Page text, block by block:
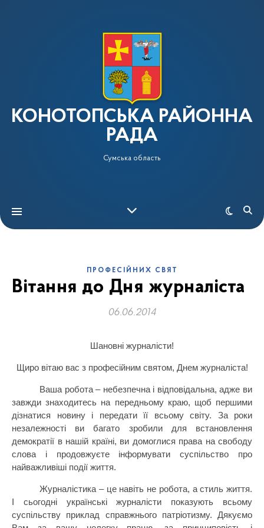
КОНОТОПСЬКА РАЙОННА
РАДА
Сумська область
ПРОФЕСІЙНИХ СВЯТ
Вітання до Дня журналіста
06.06.2014
Шановні журналісти!
Щиро вітаю вас з професійним святом, Днем журналіста!
Ваша робота – небезпечна і відповідальна, адже ви
завжди знаходитесь на передньому краю, щоб першими
дізнатися новину і передати її всьому світу. За роки
незалежності ви багато зробили для встановлення
демократії в нашій країні, ви домоглися права на свободу
слова і продовжуєте інформувати суспільство про
найважливіші події життя.
Журналістика – це навіть не робота, а стиль життя.
І сьогодні українські журналісти показують всьому
суспільству приклад справжнього патріотизму. Дякуємо